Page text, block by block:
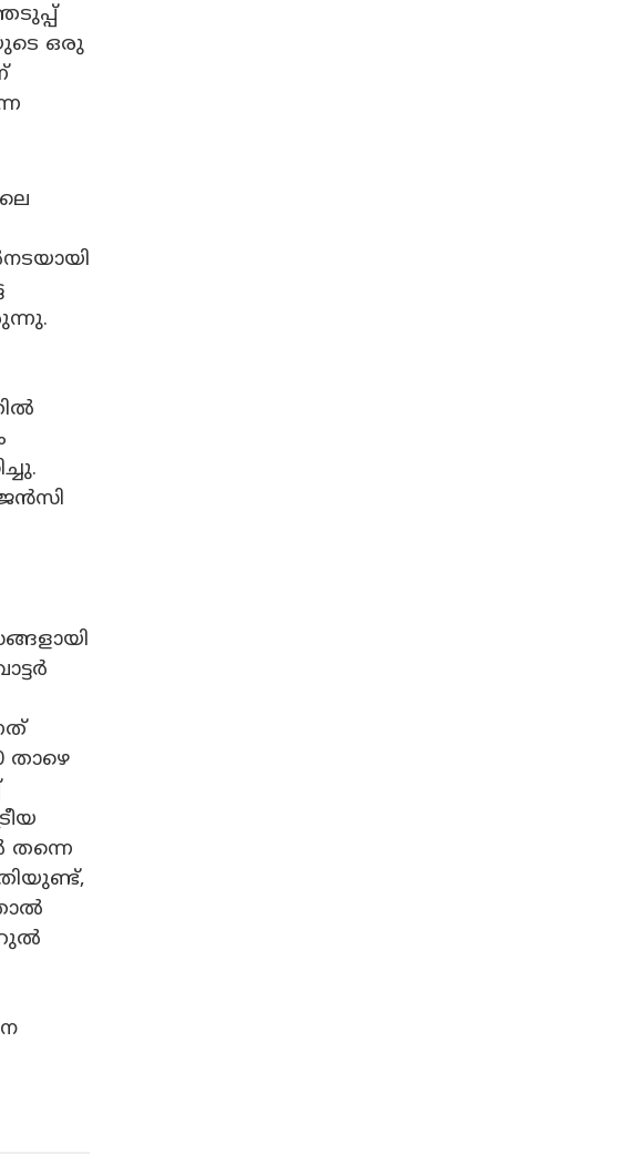
ഒരു
തന്നെ